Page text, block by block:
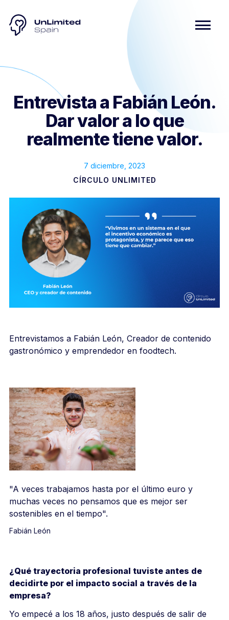
Entrevista a Fabián León.
Dar valor a lo que
realmente tiene valor.
7 diciembre, 2023
CÍRCULO UNLIMITED
Entrevistamos a Fabián León, Creador de contenido
gastronómico y emprendedor en foodtech.
"A veces trabajamos hasta por el último euro y
muchas veces no pensamos que es mejor ser
sostenibles en el tiempo".
Fabián León
¿Qué trayectoria profesional tuviste antes de
decidirte por el impacto social a través de la
empresa?
Yo empecé a los 18 años, justo después de salir de